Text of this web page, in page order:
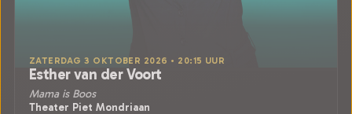
ZATERDAG 3 OKTOBER 2026 • 20:15 UUR
Esther van der Voort
Mama is Boos
Theater Piet Mondriaan